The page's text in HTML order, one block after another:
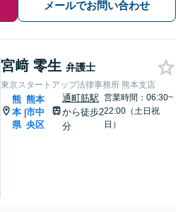
メールでお問い合わせ
宮﨑 零生 弁護士
東京スタートアップ法律事務所 熊本支店
熊
本
県
|
熊本
市中
央区
通町筋駅
から徒歩2
分
営業時間：06:30~
22:00（土日祝
日）